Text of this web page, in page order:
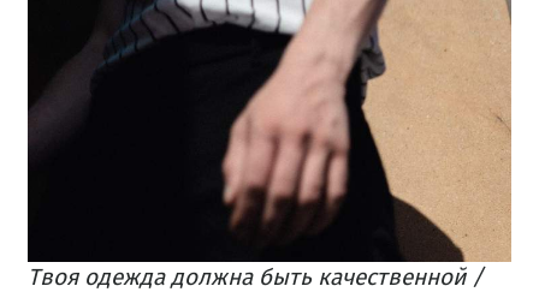
Твоя одежда должна быть качественной /